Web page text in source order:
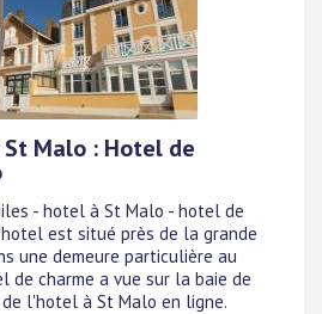
Malo : Hotel de
- hotel à St Malo - hotel de
est situé près de la grande
une demeure particulière au
de charme a vue sur la baie de
l'hotel à St Malo en ligne.